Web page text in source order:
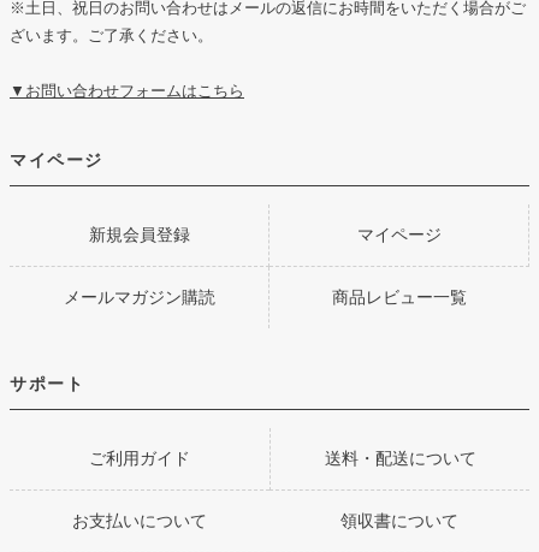
※土日、祝日のお問い合わせはメールの返信にお時間をいただく場合がご
ざいます。ご了承ください。
▼お問い合わせフォームはこちら
マイページ
新規会員登録 マイページ
メールマガジン購読 商品レビュー一覧
サポート
ご利用ガイド 送料・配送について
お支払いについて 領収書について